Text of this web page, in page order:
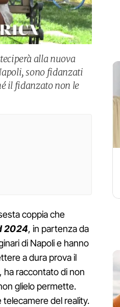
alla nuova
sono fidanzati
il fidanzato non le
coppia che
2024, in partenza da
di Napoli e hanno
a dura prova il
ha raccontato di non
glielo permette.
telecamere del reality.